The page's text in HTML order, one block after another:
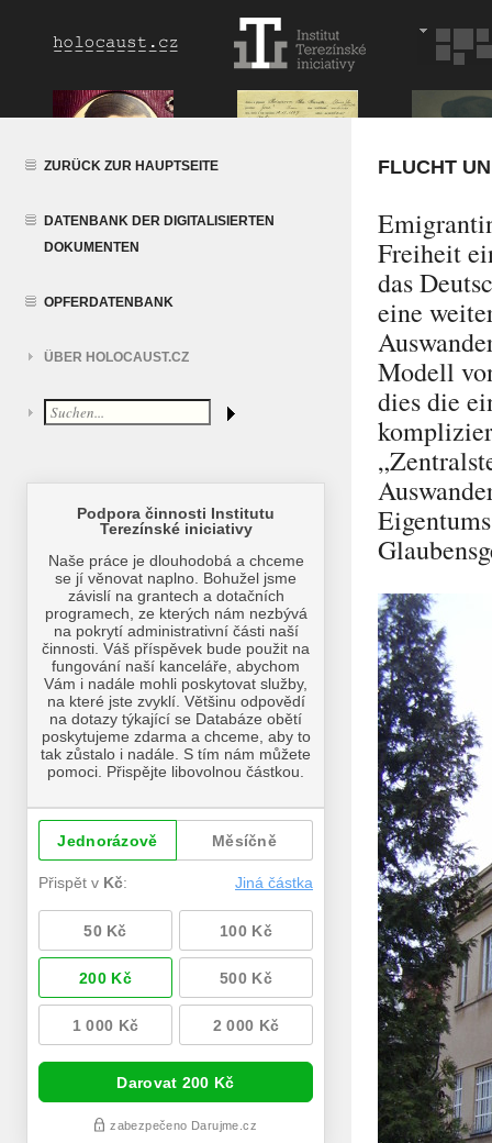
ZURÜCK ZUR HAUPTSEITE
DATENBANK DER DIGITALISIERTEN
DOKUMENTEN
OPFERDATENBANK
ÜBER HOLOCAUST.CZ
FLUCHT
Freiheit
das
eine
Modell
dies die